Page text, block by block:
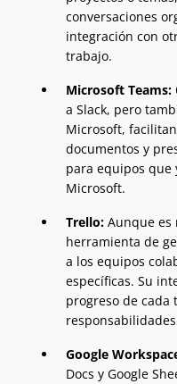
conversaciones
integración con
trabajo.
Microsoft Teams:
a Slack, pero
Microsoft,
documentos y
para equipos
Microsoft.
Trello: Aunque es
herramienta de
a los equipos
específicas. Su
progreso de cada
Google
Docs y Google